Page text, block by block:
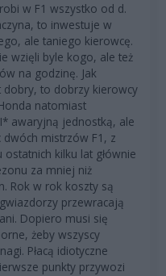
w F1 wszystko od d.
to inwestuje w
ale taniego kierowcę.
wzięli byle kogo, ale też
na godzinę. Jak
to dobrzy kierowcy
natomiast
awaryjną jednostką, ale
dwóch mistrzów F1, z
kilku lat głównie
za mniej niż
Rok w rok koszty są
przewracają
Dopiero musi się
żeby wszyscy
Płacą idiotyczne
punkty przywozi